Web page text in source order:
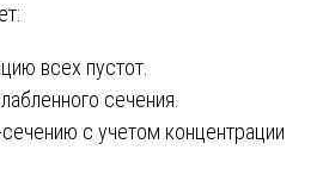
всех пустот.
сечения.
с учетом концентрации